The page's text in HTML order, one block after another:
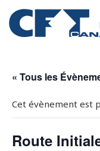
« Tous les
Cet évènement est
Route